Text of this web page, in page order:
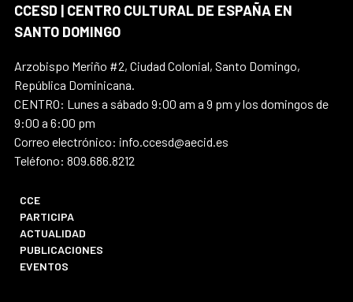
CCESD | CENTRO CULTURAL DE ESPAÑA EN
SANTO DOMINGO
Arzobispo Meriño #2, Ciudad Colonial, Santo Domingo,
República Dominicana.
CENTRO: Lunes a sábado 9:00 am a 9 pm y los domingos de
9:00 a 6:00 pm
Correo electrónico: info.ccesd@aecid.es
Teléfono: 809.686.8212
CCE
PARTICIPA
ACTUALIDAD
PUBLICACIONES
EVENTOS